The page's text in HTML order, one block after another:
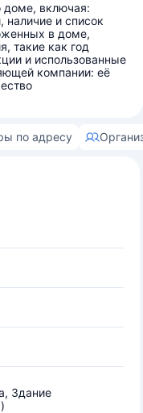
доме, включая:
наличие и список
в доме,
такие как год
и использованные
компании: её
по адресу
Здание